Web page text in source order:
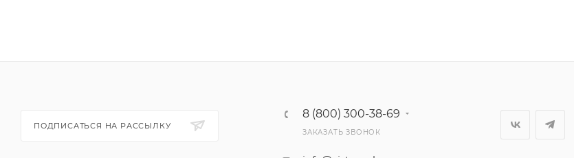
ПОДПИСАТЬСЯ НА РАССЫЛКУ
8 (800) 300-38-69
ЗАКАЗАТЬ ЗВОНОК